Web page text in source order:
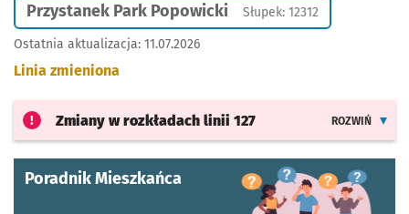
Przystanek Park Popowicki Słupek: 12312
Ostatnia aktualizacja: 11.07.2026
Linia zmieniona
Zmiany w rozkładach linii 127 ROZWIŃ
Poradnik Mieszkańca